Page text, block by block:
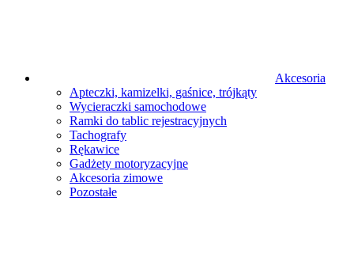
Akcesoria
Apteczki, kamizelki, gaśnice, trójkąty
Wycieraczki samochodowe
Ramki do tablic rejestracyjnych
Tachografy
Rękawice
Gadżety motoryzacyjne
Akcesoria zimowe
Pozostałe